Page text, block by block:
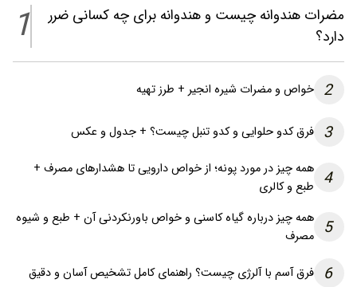
مضرات هندوانه چیست و هندوانه برای چه کسانی ضرر
دارد؟
1
2 خواص و مضرات شیره انجیر + طرز تهیه
3 فرق کدو حلوایی و کدو تنبل چیست؟ + جدول و عکس
4 همه چیز در مورد پونه؛ از خواص دارویی تا هشدارهای مصرف +
طبع و کالری
5
همه چیز درباره گیاه کاسنی و خواص باورنکردنی آن + طبع و شیوه
مصرف
6 فرق آسم با آلرژی چیست؟ راهنمای کامل تشخیص آسان و دقیق